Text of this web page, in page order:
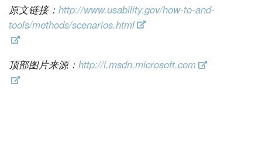
原文链接： http://www.usability.gov/how-to-and-
tools/methods/scenarios.html
顶部图片来源： http://i.msdn.microsoft.com